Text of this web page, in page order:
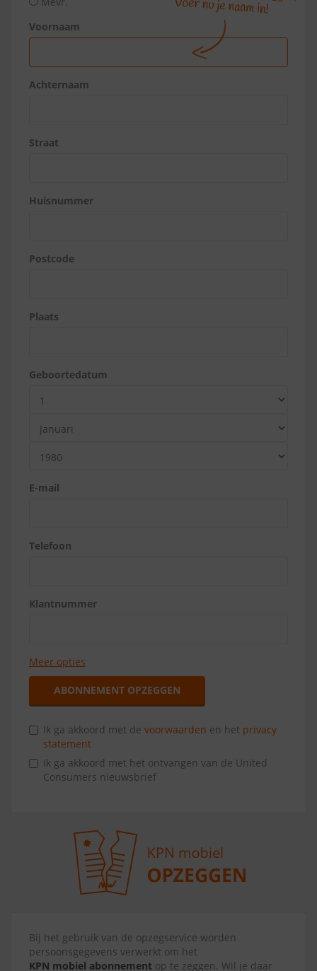
Voornaam
Achternaam
Straat
Huisnummer
Postcode
Plaats
Geboortedatum
E-mail
Telefoon
Klantnummer
Meer opties
ABONNEMENT OPZEGGEN
Ik ga akkoord met de voorwaarden en het privacy
statement
Ik ga akkoord met het ontvangen van de United
Consumers nieuwsbrief
Bij het gebruik van de opzegservice worden
persoonsgegevens verwerkt om het
KPN mobiel abonnement op te zeggen. Wil je daar